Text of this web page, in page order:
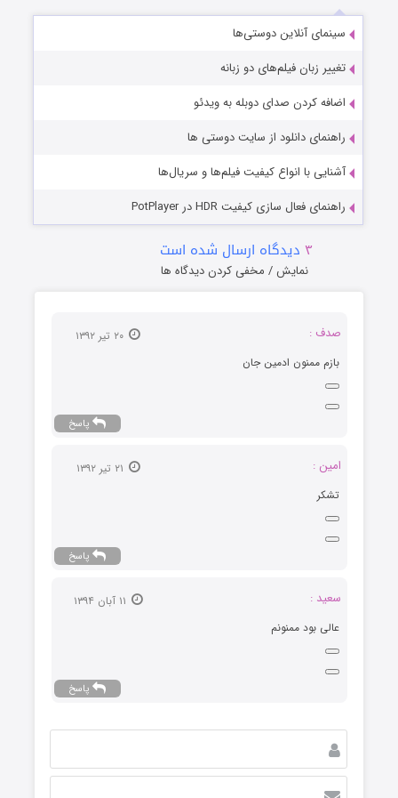
سینمای آنلاین دوستی‌ها
تغییر زبان فیلم‌های دو زبانه
اضافه کردن صدای دوبله به ویدئو
راهنمای دانلود از سایت دوستی ها
آشنایی با انواع کیفیت فیلم‌ها و سریال‌ها
راهنمای فعال سازی کیفیت HDR در PotPlayer
۳ دیدگاه ارسال شده است
نمایش / مخفی کردن دیدگاه ها
صدف :
بازم ممنون ادمین جان
پاسخ
امین :
تشکر
پاسخ
سعید :
عالی بود ممنونم
پاسخ